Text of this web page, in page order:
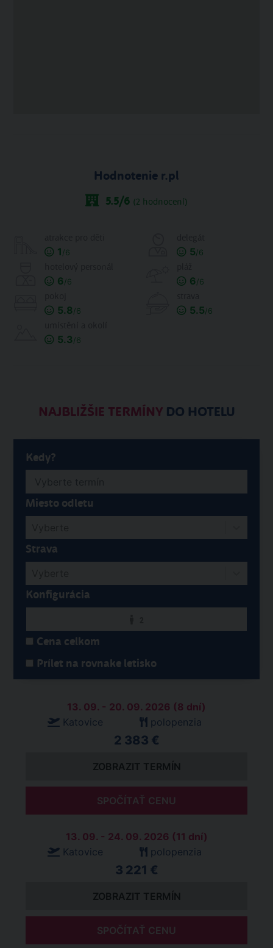
Hodnotenie r.pl
5.5/6 (2 hodnocení)
1 /6 5/6
6/6 6/6
5.8/6 5.5/6
5.3/6
NAJBLIŽŠIE TERMÍNYDO HOTELU
Kedy?
Miesto odletu
Strava
Konfigurácia
Cena celkom
Prílet na rovnake letisko
13. 09. - 20. 09. 2026 (8 dní)
Katovice
polopenzia
2 383 €
ZOBRAZIT TERMÍN
SPOČÍTAŤ CENU
13. 09. - 24. 09. 2026 (11 dní)
Katovice
polopenzia
3 221 €
ZOBRAZIT TERMÍN
SPOČÍTAŤ CENU